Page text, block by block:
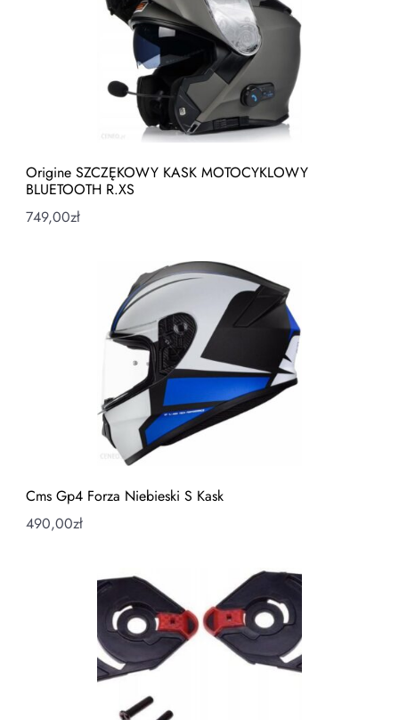
Origine SZCZĘKOWY KASK MOTOCYKLOWY
BLUETOOTH R.XS
749,00zł
Cms Gp4 Forza Niebieski S Kask
490,00zł